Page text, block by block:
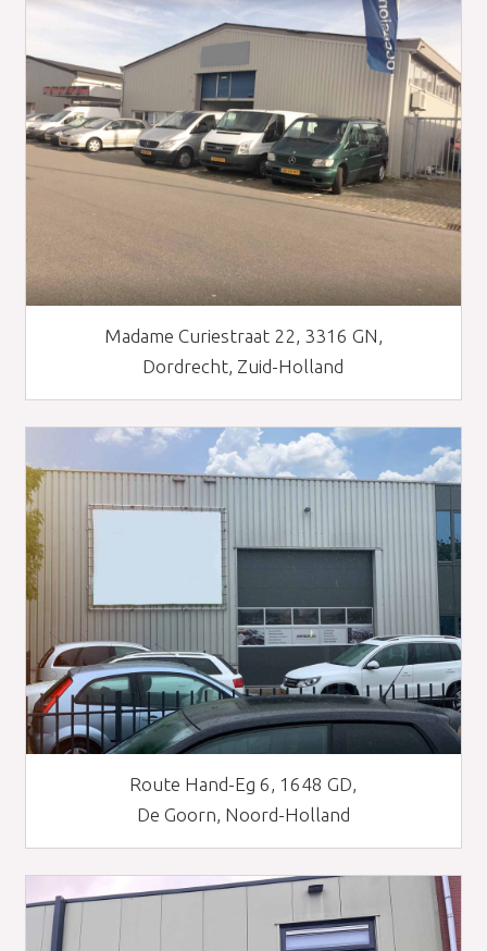
Madame Curiestraat 22, 3316 GN,
Dordrecht, Zuid-Holland
Route Hand-Eg 6, 1648 GD,
De Goorn, Noord-Holland